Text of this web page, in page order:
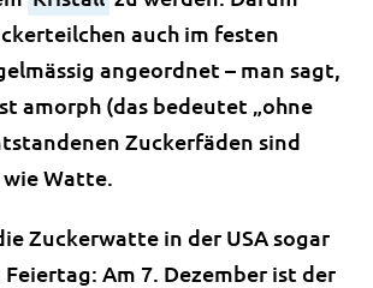
auch im festen
angeordnet – man sagt,
amorph (das bedeutet „ohne
Zuckerfäden sind
Watte.
Zuckerwatte in der USA sogar
Am 7. Dezember ist der